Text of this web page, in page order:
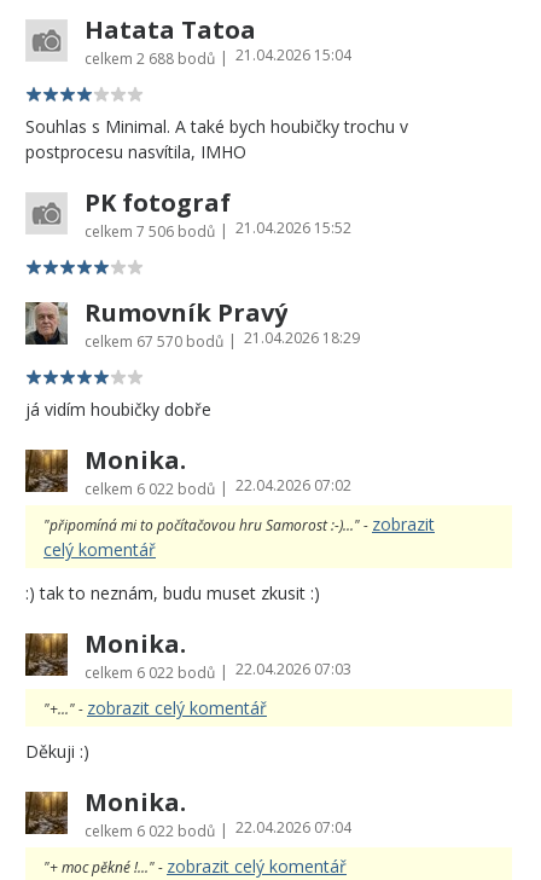
Hatata Tatoa
celkem 2 688 bodů 21.04.2026 15:04
Souhlas s Minimal. A také bych houbičky trochu v
postprocesu nasvítila, IMHO
PK fotograf
celkem 7 506 bodů 21.04.2026 15:52
Rumovník Pravý
celkem 67 570 bodů 21.04.2026 18:29
já vidím houbičky dobře
Monika.
celkem 6 022 bodů
22.04.2026 07:02
"připomíná mi to počítačovou hru Samorost :-)..." - zobrazit
celý komentář
:) tak to neznám, budu muset zkusit :)
Monika.
celkem 6 022 bodů
22.04.2026 07:03
"+..." - zobrazit celý komentář
Děkuji :)
Monika.
celkem 6 022 bodů
22.04.2026 07:04
"+ moc pěkné !..." - zobrazit celý komentář